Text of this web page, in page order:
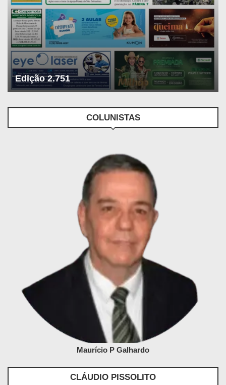
Edição 2.751
COLUNISTAS
Maurício P Galhardo
CLÁUDIO PISSOLITO